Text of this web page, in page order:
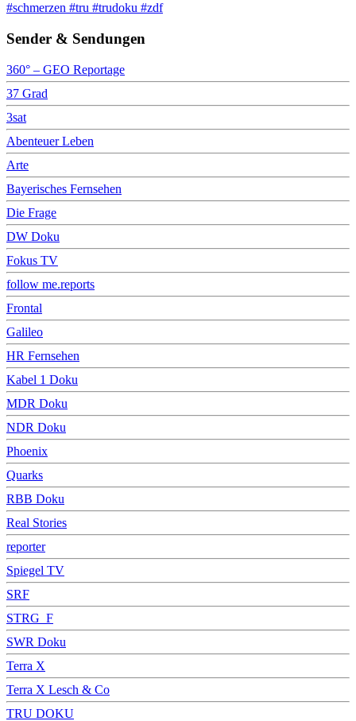
#schmerzen #tru #trudoku #zdf
Sender & Sendungen
360° – GEO Reportage
37 Grad
3sat
Abenteuer Leben
Arte
Bayerisches Fernsehen
Die Frage
DW Doku
Fokus TV
follow me.reports
Frontal
Galileo
HR Fernsehen
Kabel 1 Doku
MDR Doku
NDR Doku
Phoenix
Quarks
RBB Doku
Real Stories
reporter
Spiegel TV
SRF
STRG_F
SWR Doku
Terra X
Terra X Lesch & Co
TRU DOKU